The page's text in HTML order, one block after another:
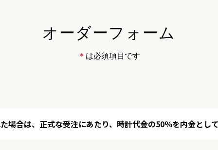
オーダーフォーム
＊ は必須項目です
場合は、正式な受注にあたり、時計代金の50％を内金とし